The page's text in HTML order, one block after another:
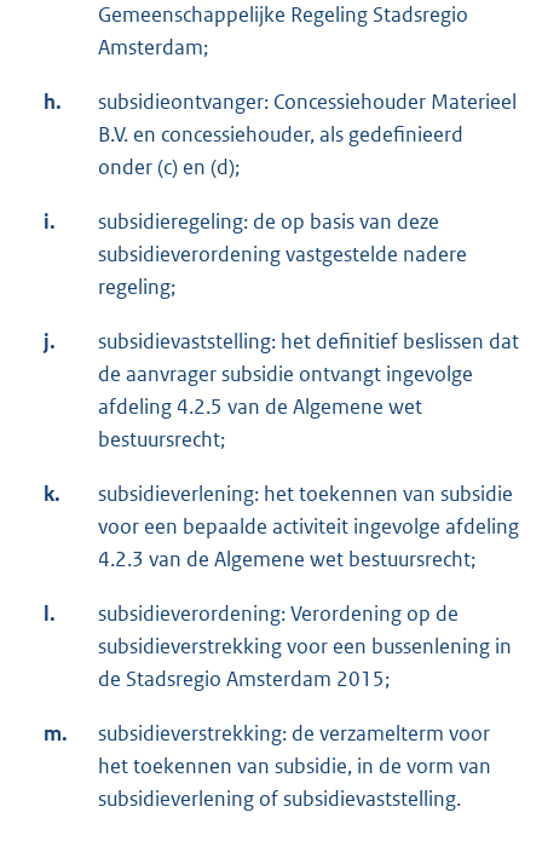
Gemeenschappelijke Regeling Stadsregio
Amsterdam;
h.
subsidieontvanger: Concessiehouder Materieel
B.V. en concessiehouder, als gedefinieerd
onder (c) en (d);
i.
subsidieregeling: de op basis van deze
subsidieverordening vastgestelde nadere
regeling;
j.
subsidievaststelling: het definitief beslissen dat
de aanvrager subsidie ontvangt ingevolge
afdeling 4.2.5 van de Algemene wet
bestuursrecht;
k.
subsidieverlening: het toekennen van subsidie
voor een bepaalde activiteit ingevolge afdeling
4.2.3 van de Algemene wet bestuursrecht;
l.
subsidieverordening: Verordening op de
subsidieverstrekking voor een bussenlening in
de Stadsregio Amsterdam 2015;
m.
subsidieverstrekking: de verzamelterm voor
het toekennen van subsidie, in de vorm van
subsidieverlening of subsidievaststelling.